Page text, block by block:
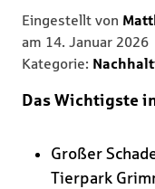
Eingestellt von
am 14. Januar 2026
Kategorie:
Das Wichtigste
Großer
Tierpark